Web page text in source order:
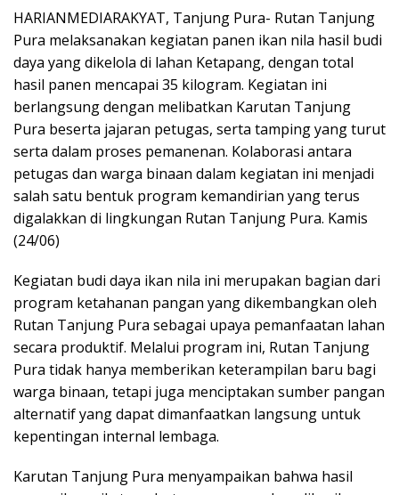
HARIANMEDIARAKYAT, Tanjung Pura- Rutan Tanjung
Pura melaksanakan kegiatan panen ikan nila hasil budi
daya yang dikelola di lahan Ketapang, dengan total
hasil panen mencapai 35 kilogram. Kegiatan ini
berlangsung dengan melibatkan Karutan Tanjung
Pura beserta jajaran petugas, serta tamping yang turut
serta dalam proses pemanenan. Kolaborasi antara
petugas dan warga binaan dalam kegiatan ini menjadi
salah satu bentuk program kemandirian yang terus
digalakkan di lingkungan Rutan Tanjung Pura. Kamis
(24/06)
Kegiatan budi daya ikan nila ini merupakan bagian dari
program ketahanan pangan yang dikembangkan oleh
Rutan Tanjung Pura sebagai upaya pemanfaatan lahan
secara produktif. Melalui program ini, Rutan Tanjung
Pura tidak hanya memberikan keterampilan baru bagi
warga binaan, tetapi juga menciptakan sumber pangan
alternatif yang dapat dimanfaatkan langsung untuk
kepentingan internal lembaga.
Karutan Tanjung Pura menyampaikan bahwa hasil